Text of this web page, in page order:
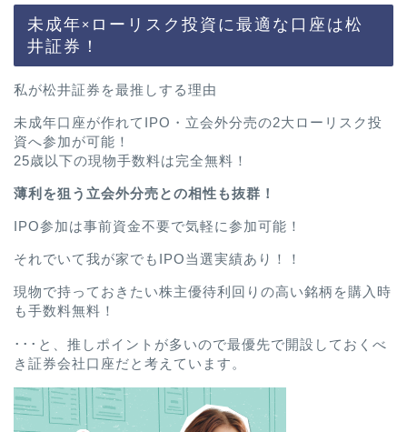
未成年×ローリスク投資に最適な口座は松
井証券！
私が松井証券を最推しする理由
未成年口座が作れてIPO・立会外分売の2大ローリスク投
資へ参加が可能！
25歳以下の現物手数料は完全無料！
薄利を狙う立会外分売との相性も抜群！
IPO参加は事前資金不要で気軽に参加可能！
それでいて我が家でもIPO当選実績あり！！
現物で持っておきたい株主優待利回りの高い銘柄を購入時
も手数料無料！
･･･と、推しポイントが多いので最優先で開設しておくべ
き証券会社口座だと考えています。